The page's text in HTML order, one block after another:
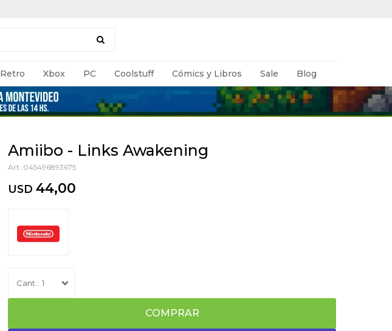
Retro Xbox PC Coolstuff Cómics y Libros Sale Blog
Amiibo - Links Awakening
045496893675
USD 44,00
1
COMPRAR